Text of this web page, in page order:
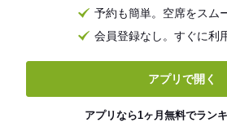
予約も簡単。空席をスム
会員登録なし。すぐに利
アプリで開く
アプリなら1ヶ月無料でラン